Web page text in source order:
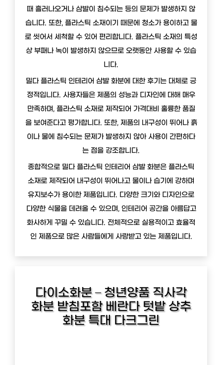
때 흘러나오거나 삼발이 침수되는 등의 문제가 발생하지 않
습니다. 또한, 플라스틱 소재이기 때문에 청소가 용이하고 물
로 씻어서 세척할 수 있어 편리합니다. 플라스틱 소재의 특성
상 부패나 녹이 발생하지 않으므로 오랫동안 사용할 수 있습
니다.
밀다 플라스틱 인테리어 삼발 화분에 대한 후기는 대체로 긍
정적입니다. 사용자들은 제품의 성능과 디자인에 대해 매우
만족하며, 플라스틱 소재로 제작되어 가격대비 훌륭한 품질
을 보여준다고 평가합니다. 또한, 제품의 내구성이 뛰어나 흙
이나 물에 침수되는 문제가 발생하지 않아 사용이 간편하다
는 점을 강조합니다.
종합적으로 밀다 플라스틱 인테리어 삼발 화분은 플라스틱
소재로 제작되어 내구성이 뛰어나고 물이나 습기에 강하며
유지보수가 용이한 제품입니다. 다양한 크기와 디자인으로
다양한 식물을 데려올 수 있으며, 인테리어 공간을 아름답고
화사하게 꾸밀 수 있습니다. 전체적으로 실용적이고 효율적
인 제품으로 많은 사람들에게 사랑받고 있는 제품입니다.
다이소화분 – 청년양품 직사각
화분 받침포함 베란다 텃밭 상추
화분 특대 다크그린